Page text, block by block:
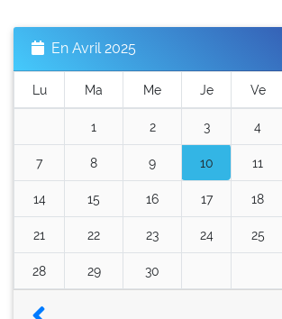
En Avril 2025
Lu Ma Me Je Ve
1 2 3 4
7 8 9 10 11
14 15 16 17 18
21 22 23 24 25
28 29 30